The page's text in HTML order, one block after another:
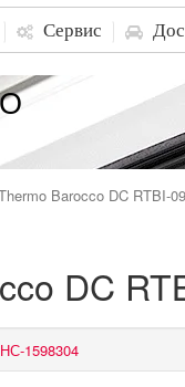
Сервис
Barocco DC RTBI-
DC
НС-1598304